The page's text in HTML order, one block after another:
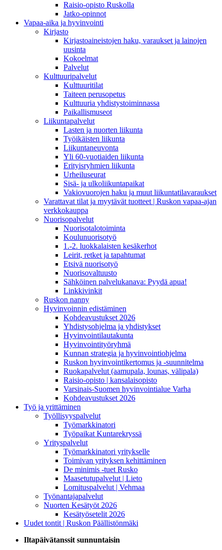
Raisio-opisto Ruskolla
Jatko-opinnot
Vapaa-aika ja hyvinvointi
Kirjasto
Kirjastoaineistojen haku, varaukset ja lainojen
uusinta
Kokoelmat
Palvelut
Kulttuuripalvelut
Kulttuuritilat
Taiteen perusopetus
Kulttuuria yhdistystoiminnassa
Paikallismuseot
Liikuntapalvelut
Lasten ja nuorten liikunta
Työikäisten liikunta
Liikuntaneuvonta
Yli 60-vuotiaiden liikunta
Erityisryhmien liikunta
Urheiluseurat
Sisä- ja ulkoliikuntapaikat
Vakiovuorojen haku ja muut liikuntatilavaraukset
Varattavat tilat ja myytävät tuotteet | Ruskon vapaa-ajan
verkkokauppa
Nuorisopalvelut
Nuorisotalotoiminta
Koulunuorisotyö
1.-2. luokkalaisten kesäkerhot
Leirit, retket ja tapahtumat
Etsivä nuorisotyö
Nuorisovaltuusto
Sähköinen palvelukanava: Pyydä apua!
Linkkivinkit
Ruskon nanny
Hyvinvoinnin edistäminen
Kohdeavustukset 2026
Yhdistysohjelma ja yhdistykset
Hyvinvointilautakunta
Hyvinvointityöryhmä
Kunnan strategia ja hyvinvointiohjelma
Ruskon hyvinvointikertomus ja -suunnitelma
Ruokapalvelut (aamupala, lounas, välipala)
Raisio-opisto | kansalaisopisto
Varsinais-Suomen hyvinvointialue Varha
Kohdeavustukset 2026
Työ ja yrittäminen
Työllisyyspalvelut
Työmarkkinatori
Työpaikat Kuntarekryssä
Yrityspalvelut
Työmarkkinatori yritykselle
Toimivan yrityksen kehittäminen
De minimis -tuet Rusko
Maasetutupalvelut | Lieto
Lomituspalvelut | Vehmaa
Työnantajapalvelut
Nuorten Kesätyöt 2026
Kesätyösetelit 2026
Uudet tontit | Ruskon Päällistönmäki
Iltapäivätanssit sunnuntaisin